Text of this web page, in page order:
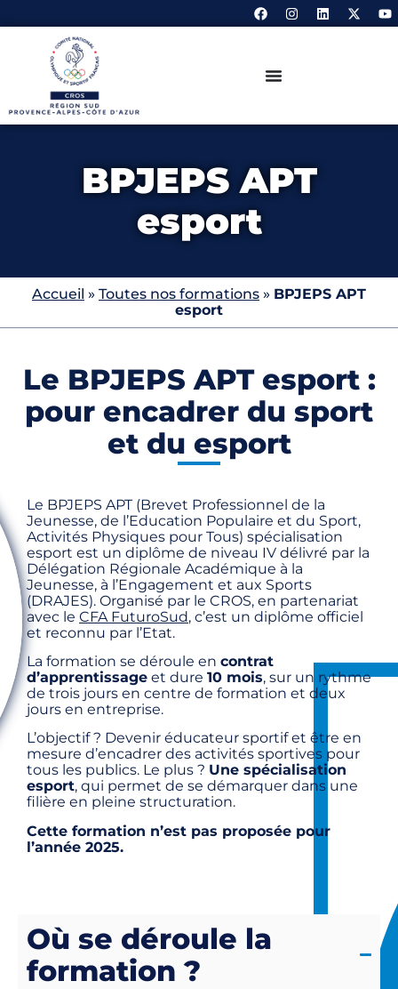
BPJEPS APT
esport
Accueil » Toutes nos formations » BPJEPS APT
esport
Le BPJEPS APT esport :
pour encadrer du sport
et du esport
Le BPJEPS APT (Brevet Professionnel de la
Jeunesse, de l’Education Populaire et du Sport,
Activités Physiques pour Tous) spécialisation
esport est un diplôme de niveau IV délivré par la
Délégation Régionale Académique à la
Jeunesse, à l’Engagement et aux Sports
(DRAJES). Organisé par le CROS, en partenariat
avec le CFA FuturoSud, c’est un diplôme officiel
et reconnu par l’Etat.
La formation se déroule en contrat
d’apprentissage et dure 10 mois, sur un rythme
de trois jours en centre de formation et deux
jours en entreprise.
L’objectif ? Devenir éducateur sportif et être en
mesure d’encadrer des activités sportives pour
tous les publics. Le plus ? Une spécialisation
esport, qui permet de se démarquer dans une
filière en pleine structuration.
Cette formation n’est pas proposée pour
l’année 2025.
Où se déroule la
formation ?